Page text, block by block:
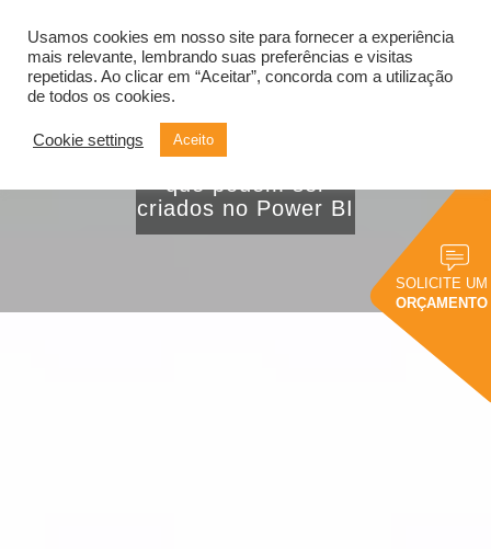
SOLICITE UM
ORÇAMENTO
Alternar
3 tipos de relatórios
que podem ser
criados no Power BI
Usamos cookies em nosso site para fornecer a experiência
mais relevante, lembrando suas preferências e visitas
repetidas. Ao clicar em “Aceitar”, concorda com a utilização
de todos os cookies.
Cookie settings Aceito